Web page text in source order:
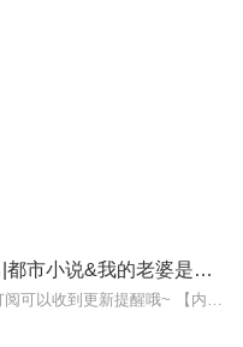
免费|我的老婆是妲己|都市小说&我的老婆是妲己&方恨晚